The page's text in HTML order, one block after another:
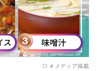
＃メディア掲載